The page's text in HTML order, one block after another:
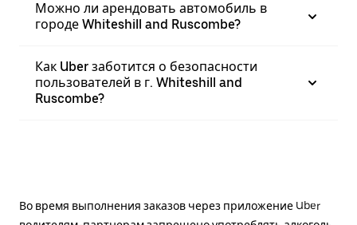
Можно ли арендовать автомобиль в
городе Whiteshill and Ruscombe?
Как Uber заботится о безопасности
пользователей в г. Whiteshill and
Ruscombe?
Во время выполнения заказов через приложение Uber